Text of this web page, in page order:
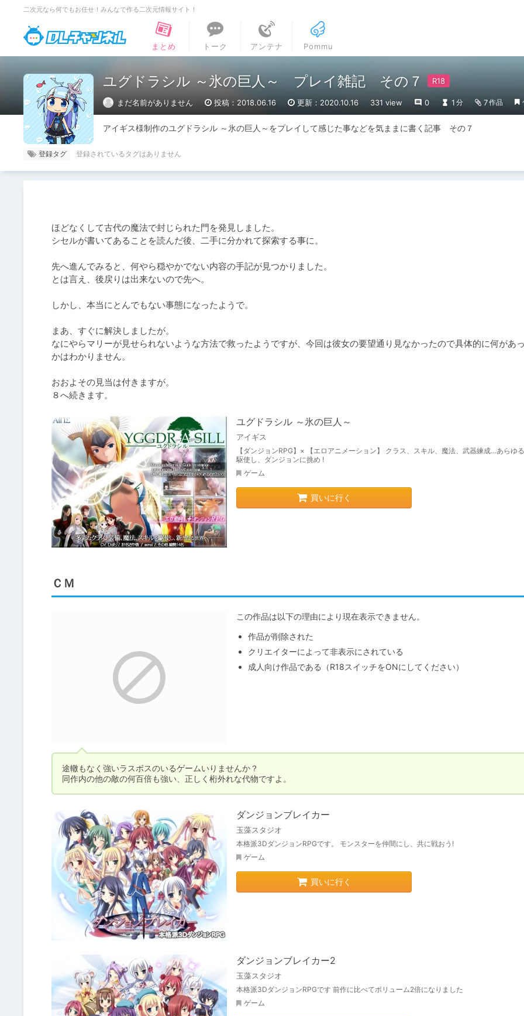
二次元なら何でもお任せ！みんなで作る二次元情報サイト！
DLチャンネル
まとめ
トーク アンテナ Pommu
ユグドラシル ～氷の巨人～ プレイ雑記 その７
まだ名前がありません 投稿：2018.06.16 更新：2020.10.16 331 view 0 1 分 7作品
アイギス様制作のユグドラシル ～氷の巨人～をプレイして感じた事などを気ままに書く記事　その７
登録タグ
ほどなくして古代の魔法で封じられた門を発見しました。
シセルが書いてあることを読んだ後、二手に分かれて探索する事に。
先へ進んでみると、何やら穏やかでない内容の手記が見つかりました。
とは言え、後戻りは出来ないので先へ。
しかし、本当にとんでもない事態になったようで。
まあ、すぐに解決しましたが。
なにやらマリーが見せられないような方法で救ったようですが、今回は彼女の要望通り見なかったので具体的に何があ
かはわかりません。
おおよその見当は付きますが。
８へ続きます。
ユグドラシル ～氷の巨人～
アイギス
【ダンジョンRPG】× 【エロアニメーション】 クラス、スキル、魔法、武器練成…あらゆ
駆使し、ダンジョンに挑め !
ゲーム
買いに行く
ＣＭ
この作品は以下の理由により現在表示できません。
作品が削除された
クリエイターによって非表示にされている
成人向け作品である（R18スイッチをONにしてください）
途轍もなく強いラスボスのいるゲームいりませんか？
ダンジョンブレイカー
玉藻スタジオ
本格派3DダンジョンRPGです。 モンスターを仲間にし、共に戦おう!
ゲーム
買いに行く
ダンジョンブレイカー2
玉藻スタジオ
本格派3DダンジョンRPGです 前作に比べてボリューム2倍になりました
ゲーム